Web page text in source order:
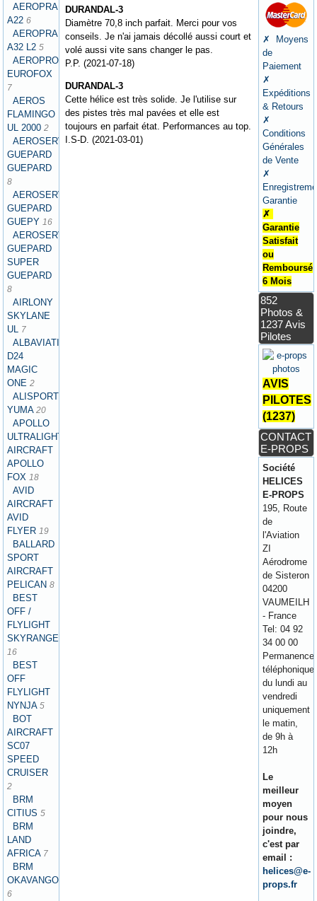
AEROPRAKT
A22 6
AEROPRAKT
A32 L2 5
AEROPRO
EUROFOX
7
AEROS
FLAMINGO
UL 2000 2
AEROSERVICES
GUEPARD
GUEPARD
8
AEROSERVICES
GUEPARD
GUEPY 16
AEROSERVICES
GUEPARD
SUPER
GUEPARD
8
AIRLONY
SKYLANE
UL 7
ALBAVIATION
D24
MAGIC
ONE 2
ALISPORT
YUMA 20
APOLLO
ULTRALIGHT
AIRCRAFT
APOLLO
FOX 18
AVID
AIRCRAFT
AVID
FLYER 19
BALLARD
SPORT
AIRCRAFT
PELICAN 8
BEST
OFF /
FLYLIGHT
SKYRANGER
16
BEST
OFF
FLYLIGHT
NYNJA 5
BOT
AIRCRAFT
SC07
SPEED
CRUISER
2
BRM
CITIUS 5
BRM
LAND
AFRICA 7
BRM
OKAVANGO
6
DURANDAL-3
Diamètre 70,8 inch parfait. Merci pour vos
conseils. Je n'ai jamais décollé aussi court et
volé aussi vite sans changer le pas.
P.P. (2021-07-18)
DURANDAL-3
Cette hélice est très solide. Je l'utilise sur
des pistes très mal pavées et elle est
toujours en parfait état. Performances au top.
I.S-D. (2021-03-01)
✗ Moyens
de
Paiement
✗
Expéditions
& Retours
✗
Conditions
Générales
de Vente
✗
Garantie
✗
Garantie
Satisfait
ou
Remboursé
6 Mois
852
Photos &
1237 Avis
Pilotes
AVIS
PILOTES
(1237)
CONTACT
E-PROPS
Société
HELICES
E-PROPS
195, Route
de
l'Aviation
ZI
Aérodrome
de Sisteron
04200
VAUMEILH
- France
Tel: 04 92
34 00 00
Permanence
téléphonique
du lundi au
vendredi
uniquement
le matin,
de 9h à
12h
Le
meilleur
moyen
pour nous
joindre,
c'est par
email :
helices@e-
props.fr